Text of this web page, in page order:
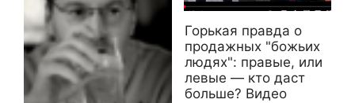
Горькая правда о
продажных "божьих
людях": правые, или
левые — кто даст
больше? Видео